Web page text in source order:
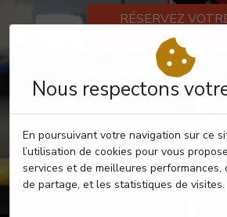
Nous respectons
En poursuivant votre navigation sur ce
l’utilisation de cookies pour vous
services et de meilleures
de partage, et les statistiques de visites.
RÉSERVEZ
PASSAGE